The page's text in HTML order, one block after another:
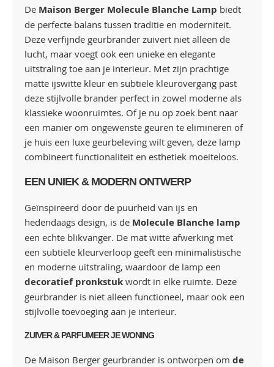
De Maison Berger Molecule Blanche Lamp biedt
de perfecte balans tussen traditie en moderniteit.
Deze verfijnde geurbrander zuivert niet alleen de
lucht, maar voegt ook een unieke en elegante
uitstraling toe aan je interieur. Met zijn prachtige
matte ijswitte kleur en subtiele kleurovergang past
deze stijlvolle brander perfect in zowel moderne als
klassieke woonruimtes. Of je nu op zoek bent naar
een manier om ongewenste geuren te elimineren of
je huis een luxe geurbeleving wilt geven, deze lamp
combineert functionaliteit en esthetiek moeiteloos.
EEN UNIEK & MODERN ONTWERP
Geïnspireerd door de puurheid van ijs en
hedendaags design, is de Molecule Blanche lamp
een echte blikvanger. De mat witte afwerking met
een subtiele kleurverloop geeft een minimalistische
en moderne uitstraling, waardoor de lamp een
decoratief pronkstuk wordt in elke ruimte. Deze
geurbrander is niet alleen functioneel, maar ook een
stijlvolle toevoeging aan je interieur.
ZUIVER & PARFUMEER JE WONING
De Maison Berger geurbrander is ontworpen om de